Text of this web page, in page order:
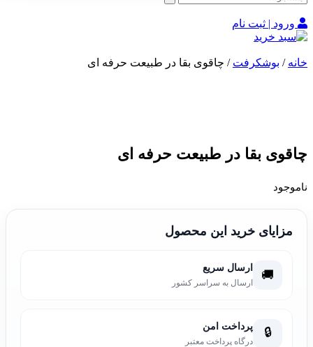
ورود | ثبت نام
خانه / بوشکرفت / چاقوی بقا در طبیعت حرفه ای
چاقوی بقا در طبیعت حرفه ای
ناموجود
مزایای خرید این محصول
🚚 ارسال سریع
ارسال به سراسر کشور
🔒 پرداخت امن
درگاه پرداخت معتبر